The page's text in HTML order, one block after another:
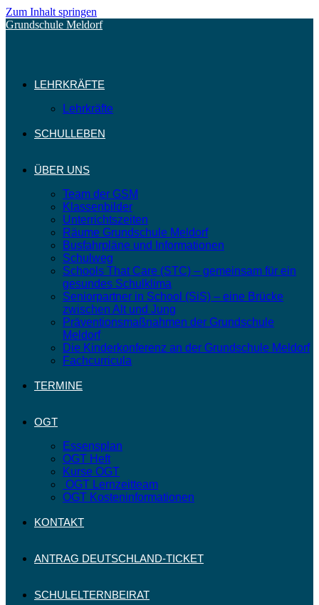
Zum Inhalt springen
Grundschule Meldorf
LEHRKRÄFTE
Lehrkräfte
SCHULLEBEN
ÜBER UNS
Team der GSM
Klassenbilder
Unterrichtszeiten
Räume Grundschule Meldorf
Busfahrpläne und Informationen
Schulweg
Schools That Care (STC) – gemeinsam für ein
gesundes Schulklima
Seniorpartner in School (SiS) – eine Brücke
zwischen Alt und Jung
Präventionsmaßnahmen der Grundschule
Meldorf
Die Kinderkonferenz an der Grundschule Meldorf
Fachcurricula
TERMINE
OGT
Essensplan
OGT Heft
Kurse OGT
OGT Lernzeitteam
OGT Kosteninformationen
KONTAKT
ANTRAG DEUTSCHLAND-TICKET
SCHULELTERNBEIRAT